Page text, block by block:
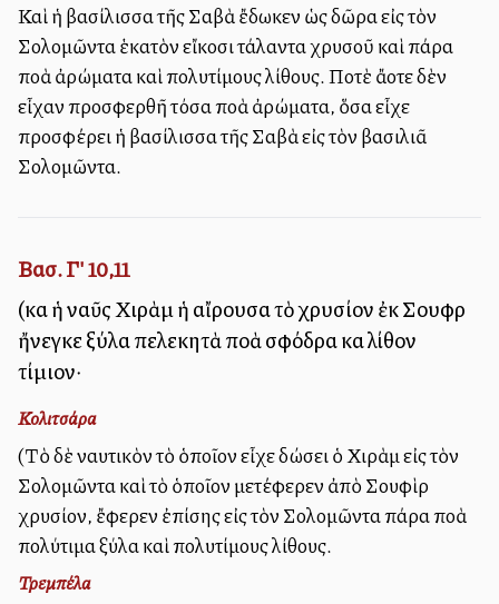
Καὶ ἡ βασίλισσα τῆς Σαβὰ ἔδωκεν ὡς δῶρα εἰς τὸν
Σολομῶντα ἑκατὸν εἴκοσι τάλαντα χρυσοῦ καὶ πάρα
πολλὰ ἀρώματα καὶ πολυτίμους λίθους. Ποτὲ ἄλλοτε δὲν
εἶχαν προσφερθῆ τόσα πολλὰ ἀρώματα, ὅσα εἶχε
προσφέρει ἡ βασίλισσα τῆς Σαβὰ εἰς τὸν βασιλιᾶ
Σολομῶντα.
Βασ. Γ' 10,11
(καὶ ἡ ναῦς Χιρὰμ ἡ αἴρουσα τὸ χρυσίον ἐκ Σουφὶρ
ἤνεγκε ξύλα πελεκητὰ πολλὰ σφόδρα καὶ λίθον
τίμιον·
Κολιτσάρα
(Τὸ δὲ ναυτικὸν τὸ ὁποῖον εἶχε δώσει ὁ Χιρὰμ εἰς τὸν
Σολομῶντα καὶ τὸ ὁποῖον μετέφερεν ἀπὸ Σουφὶρ
χρυσίον, ἔφερεν ἐπίσης εἰς τὸν Σολομῶντα πάρα πολλὰ
πολύτιμα ξύλα καὶ πολυτίμους λίθους.
Τρεμπέλα